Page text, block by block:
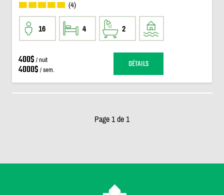
(4)
16 4 2
400$ / nuit
4000$ / sem. DÉTAILS
Page 1 de 1